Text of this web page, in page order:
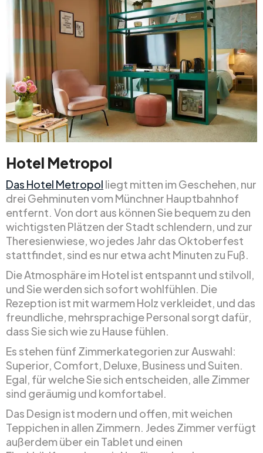
Hotel Metropol
Das Hotel Metropol liegt mitten im Geschehen, nur
drei Gehminuten vom Münchner Hauptbahnhof
entfernt. Von dort aus können Sie bequem zu den
wichtigsten Plätzen der Stadt schlendern, und zur
Theresienwiese, wo jedes Jahr das Oktoberfest
stattfindet, sind es nur etwa acht Minuten zu Fuß.
Die Atmosphäre im Hotel ist entspannt und stilvoll,
und Sie werden sich sofort wohlfühlen. Die
Rezeption ist mit warmem Holz verkleidet, und das
freundliche, mehrsprachige Personal sorgt dafür,
dass Sie sich wie zu Hause fühlen.
Es stehen fünf Zimmerkategorien zur Auswahl:
Superior, Comfort, Deluxe, Business und Suiten.
Egal, für welche Sie sich entscheiden, alle Zimmer
sind geräumig und komfortabel.
Das Design ist modern und offen, mit weichen
Teppichen in allen Zimmern. Jedes Zimmer verfügt
außerdem über ein Tablet und einen